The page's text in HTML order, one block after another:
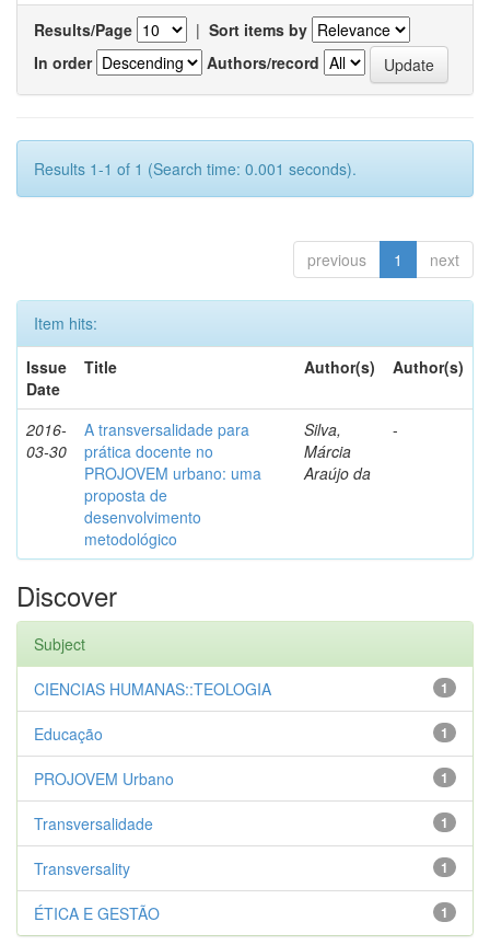
Results/Page | Sort items by
In order
Authors/record
Results 1-1 of 1 (Search time: 0.001 seconds).
previous 1 next
Item hits:
Issue
Date
Title Author(s) Author(s)
2016-
03-30
A transversalidade para
prática docente no
PROJOVEM urbano: uma
proposta de
desenvolvimento
metodológico
Silva,
Márcia
Araújo da
-
Discover
Subject
1
CIENCIAS HUMANAS::TEOLOGIA
1
Educação
1
PROJOVEM Urbano
1
Transversalidade
1
Transversality
1
ÉTICA E GESTÃO